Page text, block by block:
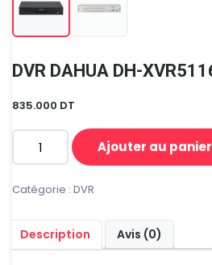
835.000 DT
quantité
DVR
DH-
XVR5116HS-
I3
Ajouter au panier
Catégorie : DVR
Description Avis (0)